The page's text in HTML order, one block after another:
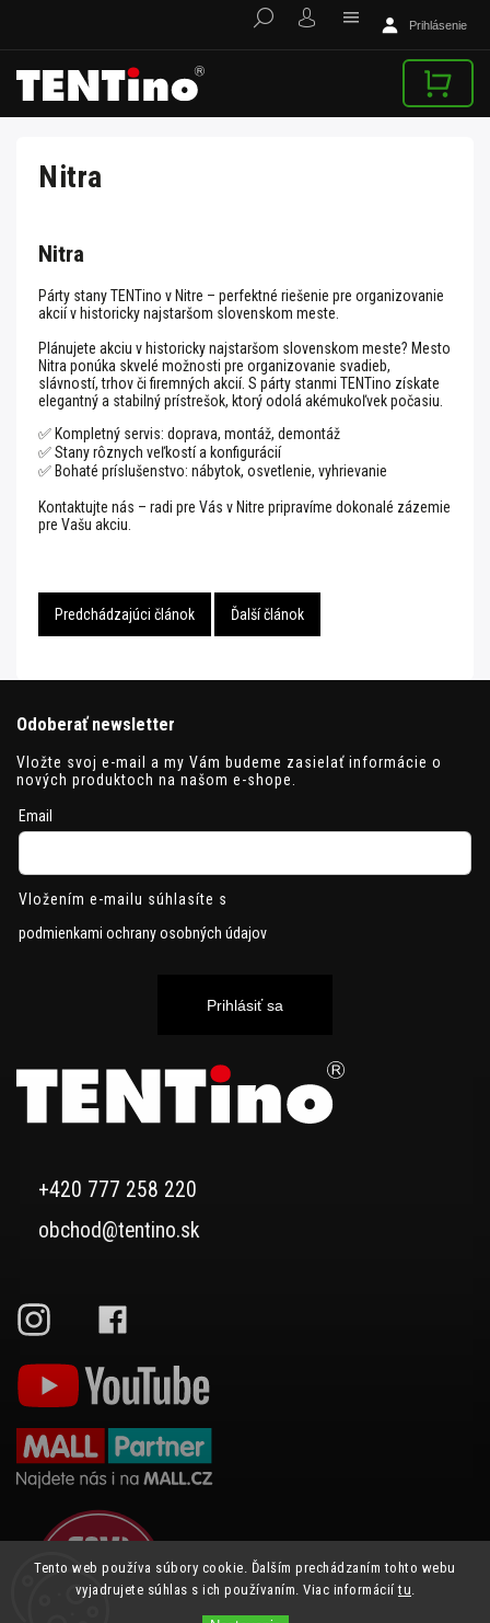
Tento web používa súbory cookie. Ďalším prechádzaním tohto webu
vyjadrujete súhlas s ich používaním. Viac informáciítu.
Prihlásenie
Nitra
Nitra
Párty stany TENTino v Nitre – perfektné riešenie pre organizovanie
akcií v historicky najstaršom slovenskom meste.
Plánujete akciu v historicky najstaršom slovenskom meste? Mesto
Nitra ponúka skvelé možnosti pre organizovanie svadieb,
slávností, trhov či firemných akcií. S párty stanmi TENTino získate
elegantný a stabilný prístrešok, ktorý odolá akémukoľvek počasiu.
✅ Kompletný servis: doprava, montáž, demontáž
✅ Stany rôznych veľkostí a konfigurácií
✅ Bohaté príslušenstvo: nábytok, osvetlenie, vyhrievanie
Kontaktujte nás – radi pre Vás v Nitre pripravíme dokonalé zázemie
pre Vašu akciu.
Predchádzajúci článok Ďalší článok
Odoberať newsletter
Vložte svoj e-mail a my Vám budeme zasielať informácie o
nových produktoch na našom e-shope.
Email
Vložením e-mailu súhlasíte s
podmienkami ochrany osobných údajov
Prihlásiť sa
+420 777 258 220
obchod@tentino.sk